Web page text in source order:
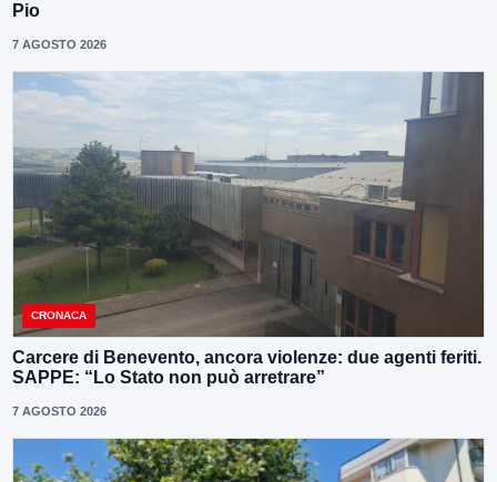
Pio
7 AGOSTO 2026
CRONACA
Carcere di Benevento, ancora violenze: due agenti feriti.
SAPPE: “Lo Stato non può arretrare”
7 AGOSTO 2026